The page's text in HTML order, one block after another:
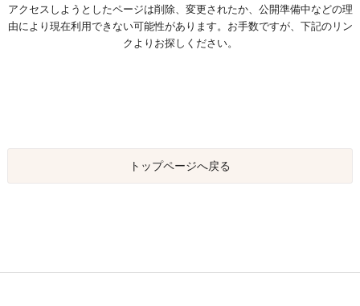
アクセスしようとしたページは削除、変更されたか、公開準備中などの理
由により現在利用できない可能性があります。お手数ですが、下記のリン
クよりお探しください。
トップページへ戻る